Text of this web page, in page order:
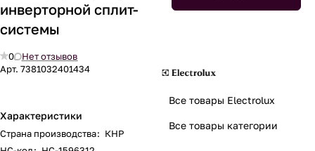
инверторной сплит-
системы
0
Нет отзывов
Арт. 7381032401434
Характеристики
Страна производства: КНР
Все товары Electrolux
Все товары категории